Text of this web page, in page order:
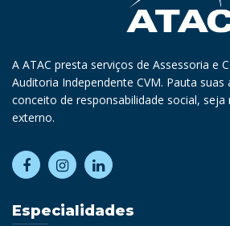
A ATAC presta serviços de Assessoria e
Auditoria Independente CVM. Pauta
conceito de responsabilidade social,
externo.
Especialidades